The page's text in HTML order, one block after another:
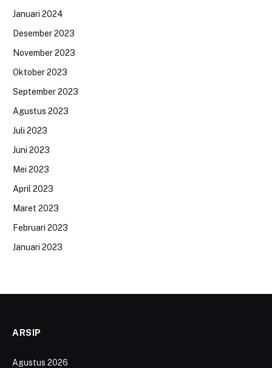
Januari 2024
Desember 2023
November 2023
Oktober 2023
September 2023
Agustus 2023
Juli 2023
Juni 2023
Mei 2023
April 2023
Maret 2023
Februari 2023
Januari 2023
ARSIP
Agustus 2026